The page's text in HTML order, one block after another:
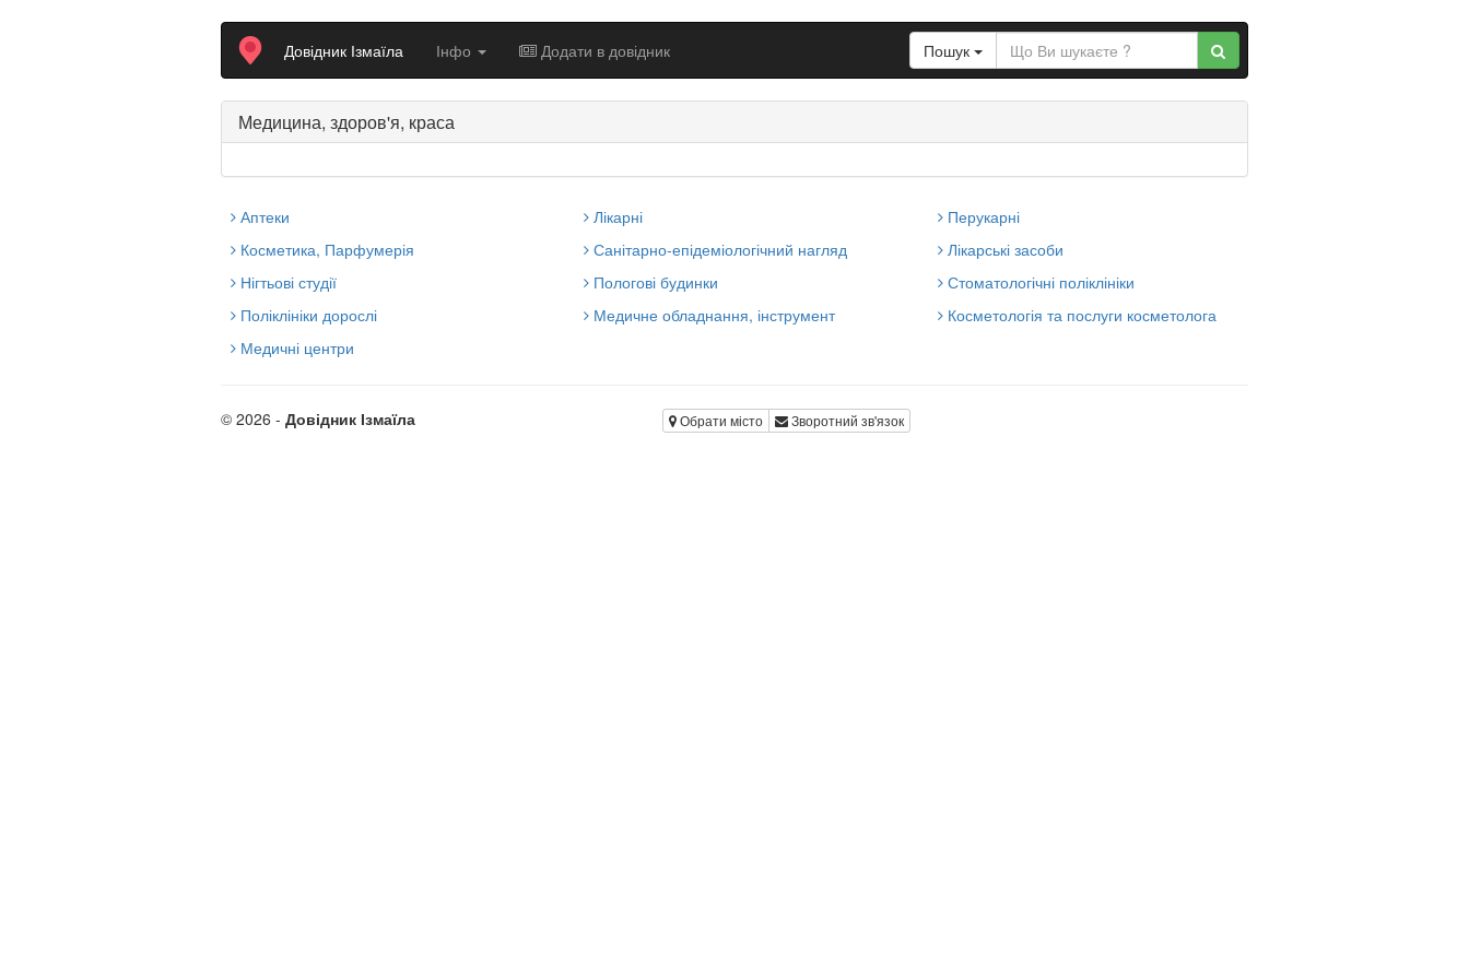
Довідник Ізмаїла Інфо Додати в довідник Пошук
Медицина, здоров'я, краса
Аптеки Лікарні
Перукарні
Косметика, Парфумерія
Санітарно-епідеміологічний нагляд
Лікарські засоби
Нігтьові студії
Пологові будинки
Стоматологічні поліклініки
Поліклініки дорослі
Медичне обладнання, інструмент
Косметологія та послуги косметолога
Медичні центри
© 2026 - Довідник Ізмаїла Обрати місто Зворотний зв'язок